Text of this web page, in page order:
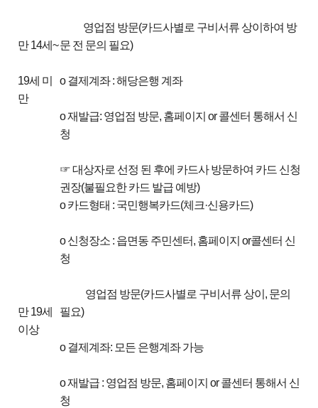
만 14세~
19세 미
만
영업점 방문(카드사별로 구비서류 상이하여 방
문 전 문의 필요)
o 결제계좌 : 해당은행 계좌
o 재발급: 영업점 방문, 홈페이지 or 콜센터 통해서 신
청
☞ 대상자로 선정 된 후에 카드사 방문하여 카드 신청
권장(불필요한 카드 발급 예방)
만 19세
이상
o 카드형태 : 국민행복카드(체크·신용카드)
o 신청장소 : 읍면동 주민센터, 홈페이지 or콜센터 신
청
영업점 방문(카드사별로 구비서류 상이, 문의
필요)
o 결제계좌: 모든 은행계좌 가능
o 재발급 : 영업점 방문, 홈페이지 or 콜센터 통해서 신
청